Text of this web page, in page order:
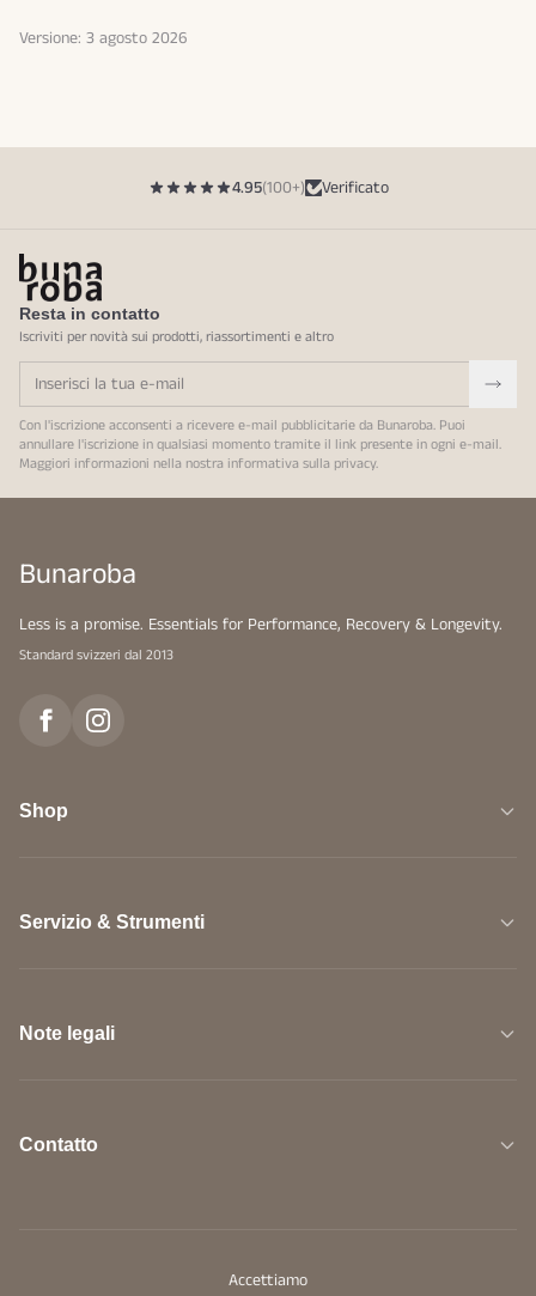
Versione: 3 agosto 2026
4.95(100+) Verificato
Resta in contatto
Iscriviti per novità sui prodotti, riassortimenti e altro
Con l'iscrizione acconsenti a ricevere e-mail pubblicitarie da Bunaroba. Puoi
annullare l'iscrizione in qualsiasi momento tramite il link presente in ogni e-mail.
Maggiori informazioni nella nostra informativa sulla privacy.
Bunaroba
Less is a promise. Essentials for Performance, Recovery & Longevity.
Standard svizzeri dal 2013
Shop
Servizio & Strumenti
Note legali
Contatto
Accettiamo